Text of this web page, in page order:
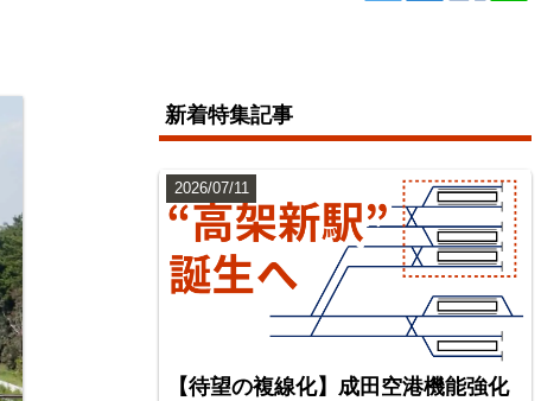
新着特集記事
【待望の複線化】成田空港機能強化
2026/07/11